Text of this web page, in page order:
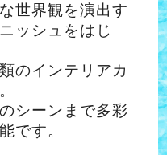
世界観を演出す
ッシュをはじ
のインテリアカ
シーンまで多彩
です。